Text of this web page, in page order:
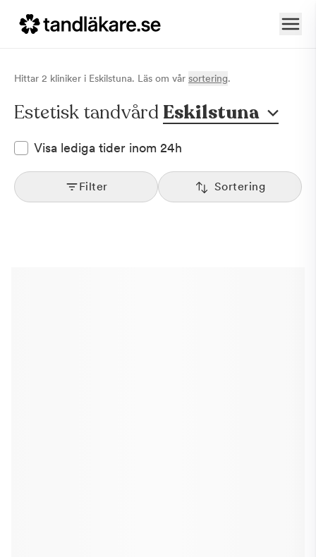
Hittar 2 kliniker i Eskilstuna. Läs om vår sortering.
Estetisk tandvård Eskilstuna
Visa lediga tider inom 24h
Filter Sortering